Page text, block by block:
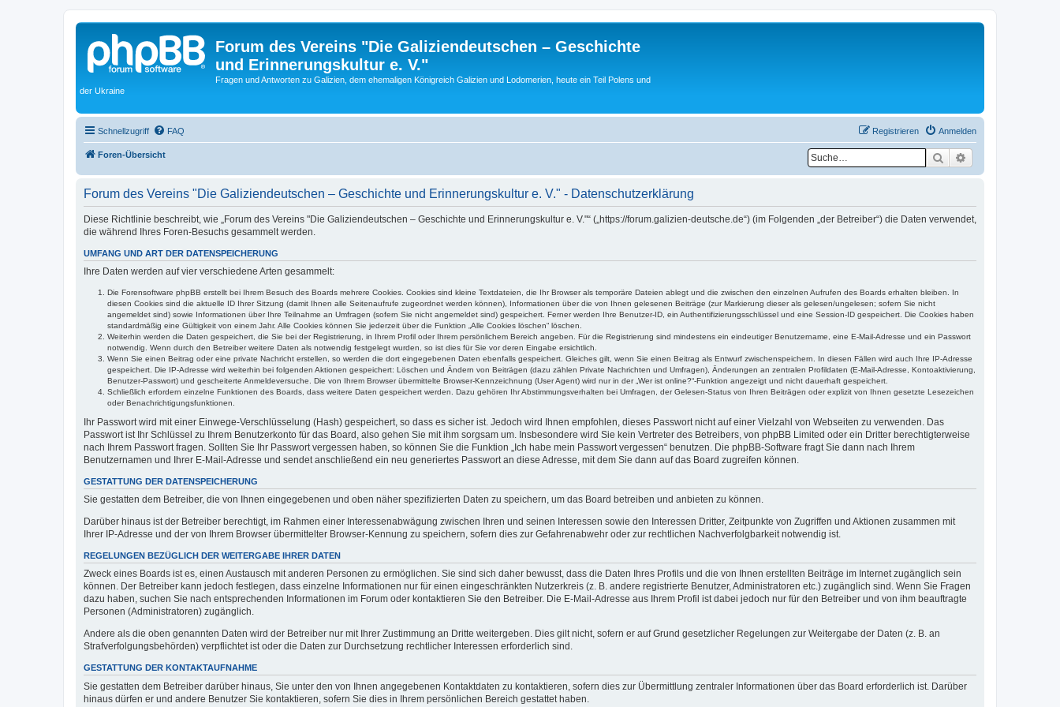
Forum des Vereins "Die Galiziendeutschen – Geschichte
und Erinnerungskultur e. V."
Fragen und Antworten zu Galizien, dem ehemaligen Königreich Galizien und Lodomerien, heute ein Teil Polens und
der Ukraine
Schnellzugriff FAQ Anmelden
Registrieren
Foren-Übersicht Suche
Forum des Vereins "Die Galiziendeutschen – Geschichte und Erinnerungskultur e. V." - Datenschutzerklärung
Diese Richtlinie beschreibt, wie „Forum des Vereins "Die Galiziendeutschen – Geschichte und Erinnerungskultur e. V."“ („https://forum.galizien-deutsche.de“) (im Folgenden „der Betreiber“) die Daten verwendet,
die während Ihres Foren-Besuchs gesammelt werden.
UMFANG UND ART DER DATENSPEICHERUNG
Ihre Daten werden auf vier verschiedene Arten gesammelt:
Die Forensoftware phpBB erstellt bei Ihrem Besuch des Boards mehrere Cookies. Cookies sind kleine Textdateien, die Ihr Browser als temporäre Dateien ablegt und die zwischen den einzelnen Aufrufen des Boards erhalten bleiben. In
diesen Cookies sind die aktuelle ID Ihrer Sitzung (damit Ihnen alle Seitenaufrufe zugeordnet werden können), Informationen über die von Ihnen gelesenen Beiträge (zur Markierung dieser als gelesen/ungelesen; sofern Sie nicht
angemeldet sind) sowie Informationen über Ihre Teilnahme an Umfragen (sofern Sie nicht angemeldet sind) gespeichert. Ferner werden Ihre Benutzer-ID, ein Authentifizierungsschlüssel und eine Session-ID gespeichert. Die Cookies haben
standardmäßig eine Gültigkeit von einem Jahr. Alle Cookies können Sie jederzeit über die Funktion „Alle Cookies löschen“ löschen.
Weiterhin werden die Daten gespeichert, die Sie bei der Registrierung, in Ihrem Profil oder Ihrem persönlichem Bereich angeben. Für die Registrierung sind mindestens ein eindeutiger Benutzername, eine E-Mail-Adresse und ein Passwort
notwendig. Wenn durch den Betreiber weitere Daten als notwendig festgelegt wurden, so ist dies für Sie vor deren Eingabe ersichtlich.
Wenn Sie einen Beitrag oder eine private Nachricht erstellen, so werden die dort eingegebenen Daten ebenfalls gespeichert. Gleiches gilt, wenn Sie einen Beitrag als Entwurf zwischenspeichern. In diesen Fällen wird auch Ihre IP-Adresse
gespeichert. Die IP-Adresse wird weiterhin bei folgenden Aktionen gespeichert: Löschen und Ändern von Beiträgen (dazu zählen Private Nachrichten und Umfragen), Änderungen an zentralen Profildaten (E-Mail-Adresse, Kontoaktivierung,
Benutzer-Passwort) und gescheiterte Anmeldeversuche. Die von Ihrem Browser übermittelte Browser-Kennzeichnung (User Agent) wird nur in der „Wer ist online?“-Funktion angezeigt und nicht dauerhaft gespeichert.
Schließlich erfordern einzelne Funktionen des Boards, dass weitere Daten gespeichert werden. Dazu gehören Ihr Abstimmungsverhalten bei Umfragen, der Gelesen-Status von Ihren Beiträgen oder explizit von Ihnen gesetzte Lesezeichen
oder Benachrichtigungsfunktionen.
Ihr Passwort wird mit einer Einwege-Verschlüsselung (Hash) gespeichert, so dass es sicher ist. Jedoch wird Ihnen empfohlen, dieses Passwort nicht auf einer Vielzahl von Webseiten zu verwenden. Das
Passwort ist Ihr Schlüssel zu Ihrem Benutzerkonto für das Board, also gehen Sie mit ihm sorgsam um. Insbesondere wird Sie kein Vertreter des Betreibers, von phpBB Limited oder ein Dritter berechtigterweise
nach Ihrem Passwort fragen. Sollten Sie Ihr Passwort vergessen haben, so können Sie die Funktion „Ich habe mein Passwort vergessen“ benutzen. Die phpBB-Software fragt Sie dann nach Ihrem
Benutzernamen und Ihrer E-Mail-Adresse und sendet anschließend ein neu generiertes Passwort an diese Adresse, mit dem Sie dann auf das Board zugreifen können.
GESTATTUNG DER DATENSPEICHERUNG
Sie gestatten dem Betreiber, die von Ihnen eingegebenen und oben näher spezifizierten Daten zu speichern, um das Board betreiben und anbieten zu können.
Darüber hinaus ist der Betreiber berechtigt, im Rahmen einer Interessenabwägung zwischen Ihren und seinen Interessen sowie den Interessen Dritter, Zeitpunkte von Zugriffen und Aktionen zusammen mit
Ihrer IP-Adresse und der von Ihrem Browser übermittelter Browser-Kennung zu speichern, sofern dies zur Gefahrenabwehr oder zur rechtlichen Nachverfolgbarkeit notwendig ist.
REGELUNGEN BEZÜGLICH DER WEITERGABE IHRER DATEN
Zweck eines Boards ist es, einen Austausch mit anderen Personen zu ermöglichen. Sie sind sich daher bewusst, dass die Daten Ihres Profils und die von Ihnen erstellten Beiträge im Internet zugänglich sein
können. Der Betreiber kann jedoch festlegen, dass einzelne Informationen nur für einen eingeschränkten Nutzerkreis (z. B. andere registrierte Benutzer, Administratoren etc.) zugänglich sind. Wenn Sie Fragen
dazu haben, suchen Sie nach entsprechenden Informationen im Forum oder kontaktieren Sie den Betreiber. Die E-Mail-Adresse aus Ihrem Profil ist dabei jedoch nur für den Betreiber und von ihm beauftragte
Personen (Administratoren) zugänglich.
Andere als die oben genannten Daten wird der Betreiber nur mit Ihrer Zustimmung an Dritte weitergeben. Dies gilt nicht, sofern er auf Grund gesetzlicher Regelungen zur Weitergabe der Daten (z. B. an
Strafverfolgungsbehörden) verpflichtet ist oder die Daten zur Durchsetzung rechtlicher Interessen erforderlich sind.
GESTATTUNG DER KONTAKTAUFNAHME
Sie gestatten dem Betreiber darüber hinaus, Sie unter den von Ihnen angegebenen Kontaktdaten zu kontaktieren, sofern dies zur Übermittlung zentraler Informationen über das Board erforderlich ist. Darüber
hinaus dürfen er und andere Benutzer Sie kontaktieren, sofern Sie dies in Ihrem persönlichen Bereich gestattet haben.